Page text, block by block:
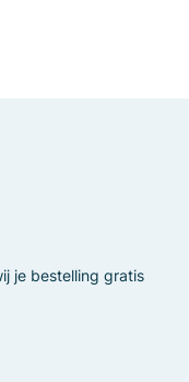
je bestelling gratis